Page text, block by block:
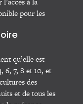
pour les
qu’elle est
6, 7, 8 et 10, et
des
et de tous les